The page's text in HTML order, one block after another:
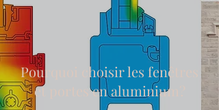
Pourquoi choisir les fenêtres
et portes en aluminium?